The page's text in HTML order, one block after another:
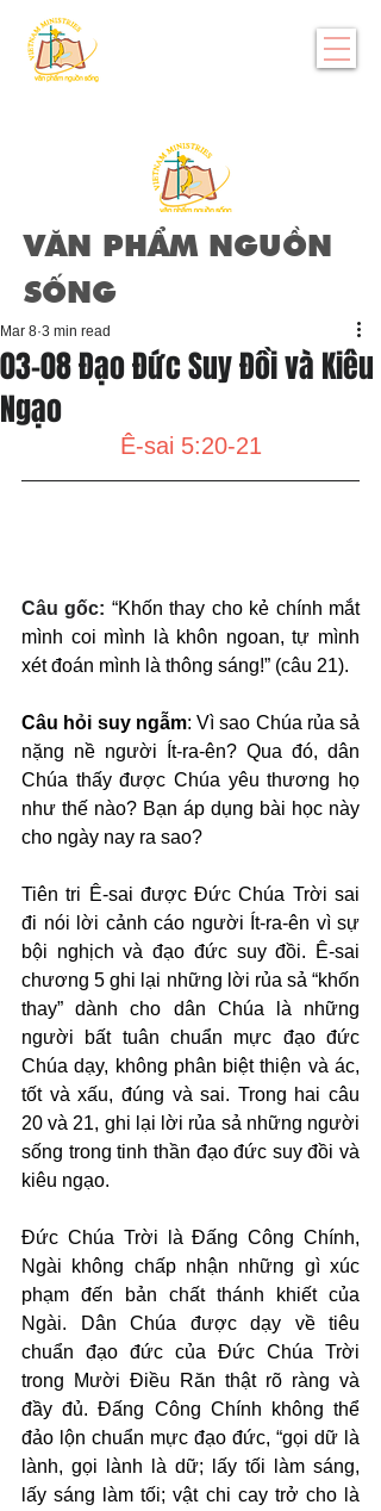
VĂN PHẨM NGUỒN
SỐNG
03-08 Đạo Đức Suy Đồi và Kiêu
Ngạo
Mar 8 3 min read
Ê-sai 5:20-21
Câu gốc: “Khốn thay cho kẻ chính mắt
mình coi mình là khôn ngoan, tự mình
xét đoán mình là thông sáng!” (câu 21).
Câu hỏi suy ngẫm: Vì sao Chúa rủa sả
nặng nề người Ít-ra-ên? Qua đó, dân
Chúa thấy được Chúa yêu thương họ
như thế nào? Bạn áp dụng bài học này
cho ngày nay ra sao?
Tiên tri Ê-sai được Đức Chúa Trời sai
đi nói lời cảnh cáo người Ít-ra-ên vì sự
bội nghịch và đạo đức suy đồi. Ê-sai
chương 5 ghi lại những lời rủa sả “khốn
thay” dành cho dân Chúa là những
người bất tuân chuẩn mực đạo đức
Chúa dạy, không phân biệt thiện và ác,
tốt và xấu, đúng và sai. Trong hai câu
20 và 21, ghi lại lời rủa sả những người
sống trong tinh thần đạo đức suy đồi và
kiêu ngạo.
Đức Chúa Trời là Đấng Công Chính,
Ngài không chấp nhận những gì xúc
phạm đến bản chất thánh khiết của
Ngài. Dân Chúa được dạy về tiêu
chuẩn đạo đức của Đức Chúa Trời
trong Mười Điều Răn thật rõ ràng và
đầy đủ. Đấng Công Chính không thể
đảo lộn chuẩn mực đạo đức, “gọi dữ là
lành, gọi lành là dữ; lấy tối làm sáng,
lấy sáng làm tối; vật chi cay trở cho là